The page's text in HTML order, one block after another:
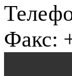
Факс: